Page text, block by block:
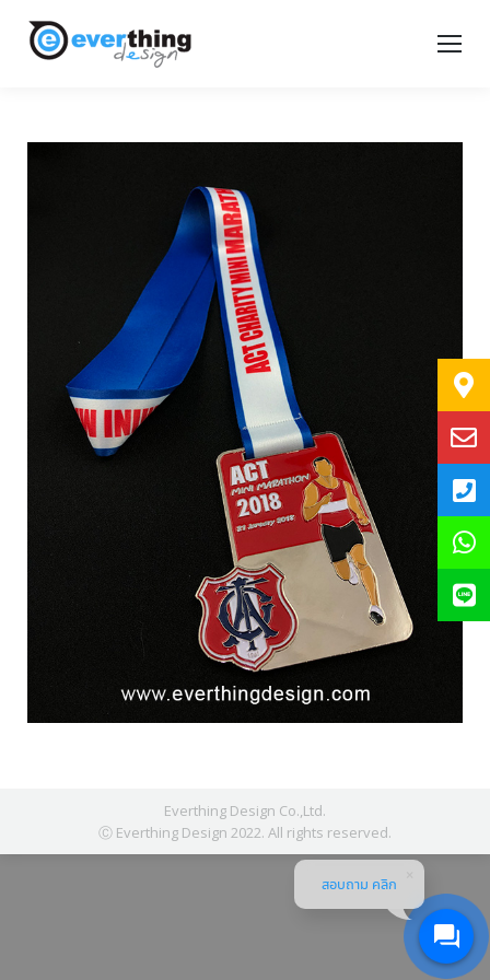
Everthing Design Co.,Ltd.
Ⓒ Everthing Design 2022. All rights reserved.
สอบถาม คลิก